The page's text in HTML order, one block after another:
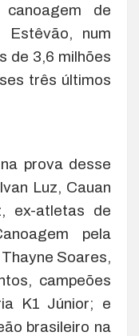
de
Estêvão, num
de 3,6 milhões
três últimos
prova desse
Luz, Cauan
ex-atletas de
pela
Soares,
campeões
K1 Júnior; e
brasileiro na